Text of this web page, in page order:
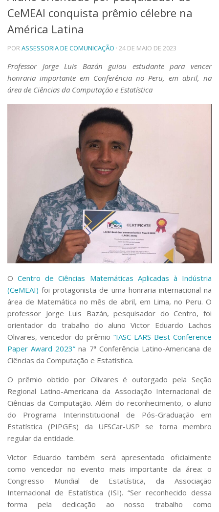
Telefones e Mapas
Pessoas
Ensino
Graduação
Educação a distância
Cursos de Extensão
Pesquisa e Inovação
Centros, Núcleos e Projetos em Rede
Iniciação Científica
Transferência de Tecnologia
Empresas Juniores
Extensão à Comunidade
Projetos, Programas e Cursos
Artes, Cultura e Esportes
Museus e Espaços Interativos
Serviços
Bibliotecas
Apoio ao Estudante
Segurança, Trânsito e Prevenção
Outros serviços
Comunicação
Aplicativos e Sites
Jornal da USP
Agenda de Eventos
Defesa de Teses
CeMEAI conquista prêmio célebre na
América Latina
PORASSESSORIA DE COMUNICAÇÃO · 24 DE MAIO DE 2023
Professor Jorge Luis Bazán guiou estudante para vencer
honraria importante em Conferência no Peru, em abril, na
área de Ciências da Computação e Estatística
OCentro de Ciências Matemáticas Aplicadas à Indústria
(CeMEAI) foi protagonista de uma honraria internacional na
área de Matemática no mês de abril, em Lima, no Peru. O
professor Jorge Luis Bazán, pesquisador do Centro, foi
orientador do trabalho do aluno Victor Eduardo Lachos
Olivares, vencedor do prêmio “IASC-LARS Best Conference
Paper Award 2023” na 7ª Conferência Latino-Americana de
Ciências da Computação e Estatística.
O prêmio obtido por Olivares é outorgado pela Seção
Regional Latino-Americana da Associação Internacional de
Ciências da Computação. Além do reconhecimento, o aluno
do Programa Interinstitucional de Pós-Graduação em
Estatística (PIPGEs) da UFSCar-USP se torna membro
regular da entidade.
Victor Eduardo também será apresentado oficialmente
como vencedor no evento mais importante da área: o
Congresso Mundial de Estatística, da Associação
Internacional de Estatística (ISI). “Ser reconhecido dessa
forma pela dedicação ao nosso trabalho como